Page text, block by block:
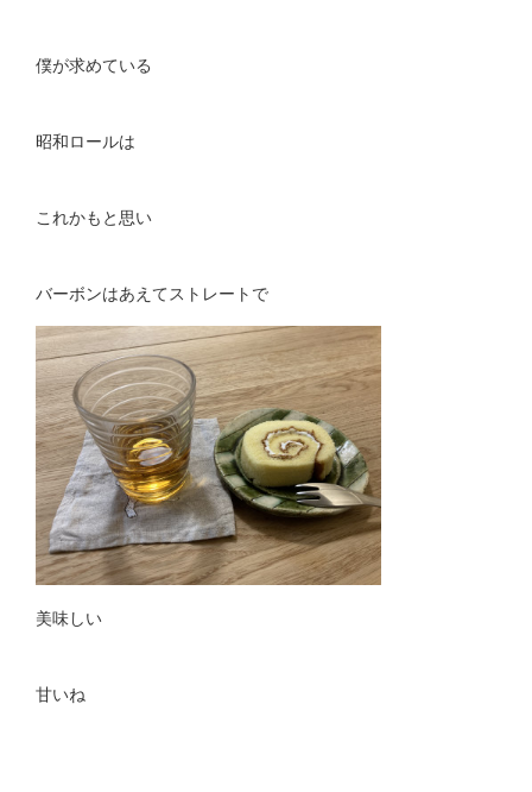
僕が求めている
昭和ロールは
これかもと思い
バーボンはあえてストレートで
美味しい
甘いね